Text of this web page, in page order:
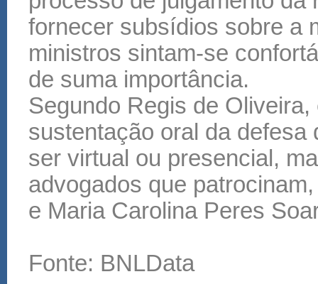
fornecer subsídios sobre a
ministros sintam-se
de suma importância.
Segundo Regis de
sustentação oral da defesa
ser virtual ou presencial,
advogados que
e Maria Carolina Peres
Fonte: BNLData